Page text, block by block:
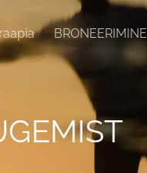
BRONEERIMINE